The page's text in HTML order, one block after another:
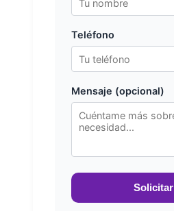
Teléfono
Mensaje (opcional)
Solicitar